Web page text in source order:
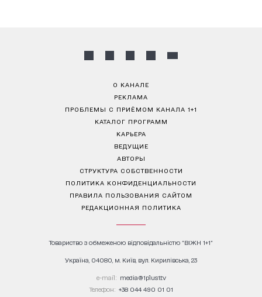
О КАНАЛЕ
РЕКЛАМА
ПРОБЛЕМЫ С ПРИЁМОМ КАНАЛА 1+1
КАТАЛОГ ПРОГРАММ
КАРЬЕРА
ВЕДУЩИЕ
АВТОРЫ
СТРУКТУРА СОБСТВЕННОСТИ
ПОЛИТИКА КОНФИДЕНЦИАЛЬНОСТИ
ПРАВИЛА ПОЛЬЗОВАНИЯ САЙТОМ
РЕДАКЦИОННАЯ ПОЛИТИКА
Товариство з обмеженою відповідальністю "ВІЖН 1+1"
Україна, 04080, м. Київ, вул. Кирилівська, 23
е-mail: media@1plus1.tv
Телефон: +38 044 490 01 01